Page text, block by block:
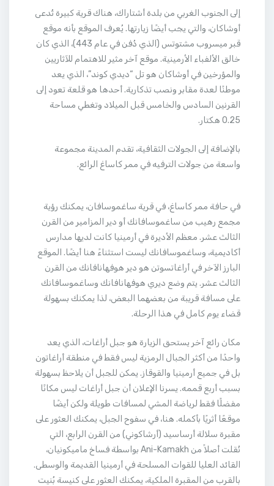
إلى الجنوب الغربي من بلدة أشتاراك، هناك قرية كبيرة تُدعى
أوشاكان، والتي يجب أيضًا زيارتها. يُعرف الموقع بأنه موقع
قبر ميسروب مشتوتس (الذي دُفن في عام 443)، الذي كان
خالق الألفباء الأرمينية. موقع آخر مثير للاهتمام للآثاريين
والمؤرخين في أوشاكان هو تل “ديدي كوند”، الذي يعد
موطنًا لعدة مقابر ونصب تذكارية. أحدها هو قلعة تعود إلى
القرنين السادس والخامس قبل الميلاد وتغطي مساحة
0.25 هكتار.
بالإضافة إلى الجولات الثقافية، تقدم المدينة مجموعة
واسعة من جولات الترفيه في ممر كاساغ الرائع.
في حافة ممر كاساغ، في قرية ساغموسافان، يمكنك رؤية
مجمع رهيب من ساغموسافانك أو دير المزامير من القرن
الثالث عشر. معظم الأديرة في أرمينيا كانت لديها مدارس
أكاديمية، وساغموسافانك ليست استثناءً هنا أيضًا. الموقع
البارز الآخر في أراغاتسوتن هو دير هوفهانافانك من القرن
الثالث عشر. يتم وضع ديري هوفهانافانك وساغموسافانك
على مسافة قريبة من بعضهما البعض، لذا يمكنك بسهولة
قضاء يوم كامل في هذا الرحلة.
مكان رائع آخر يستحق الزيارة هو جبل أراغات، الذي يعد
واحدًا من أكثر الجبال الرمزية ليس فقط في منطقة أراغاتون
بل في جميع أرمينيا والقوقاز. يمكن للجبل أن يلاحظ بسهولة
بسبب أربع قممه. يسرنا الإعلان أن جبل أراغات ليس مكانًا
مفضلًا فقط لرياضة المشي لمسافات طويلة ولكن أيضًا
موقعًا أثريًا بأكمله. هنا، في سفوح الجبل، يمكنك العثور على
مقبرة سلالة أرساسيد (أرشاكوني) من القرن الرابع، التي
نُقلت أصلاً من Ani-Kamakh بواسطة فساخ ماميكونيان،
القائد العليا للقوات المسلحة في أرمينيا القديمة والوسطى.
بالقرب من المقبرة الملكية، يمكنك العثور على كنيسة بُنيت